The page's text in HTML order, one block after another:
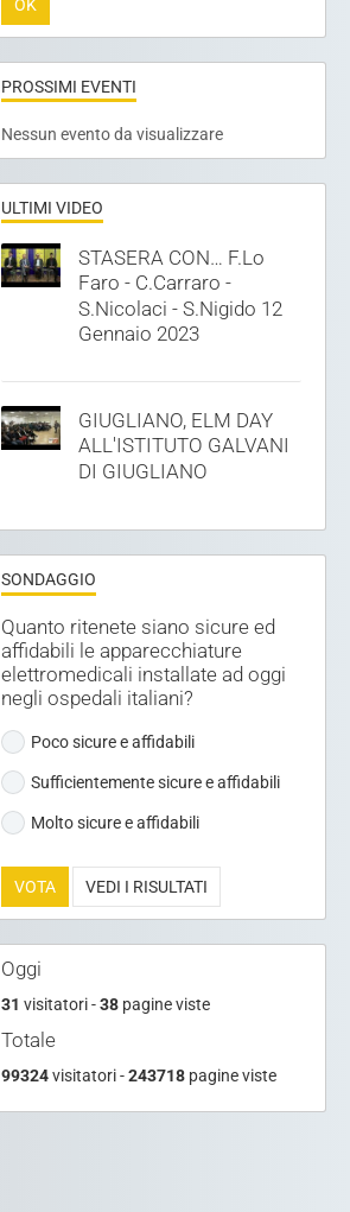
OK
PROSSIMI EVENTI
Nessun evento da visualizzare
ULTIMI VIDEO
STASERA CON… F.Lo
Faro - C.Carraro -
S.Nicolaci - S.Nigido 12
Gennaio 2023
GIUGLIANO, ELM DAY
ALL'ISTITUTO GALVANI
DI GIUGLIANO
SONDAGGIO
Quanto ritenete siano sicure ed
affidabili le apparecchiature
elettromedicali installate ad oggi
negli ospedali italiani?
Poco sicure e affidabili
Sufficientemente sicure e affidabili
Molto sicure e affidabili
VOTA VEDI I RISULTATI
Oggi
31 visitatori - 38 pagine viste
Totale
99324 visitatori - 243718 pagine viste